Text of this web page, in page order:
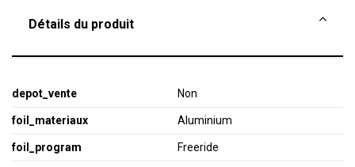
Détails du produit
depot_vente Non
foil_materiaux Aluminium
foil_program Freeride